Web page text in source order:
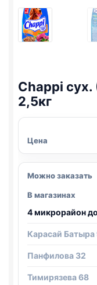
Chappi
2,5кг
Цена
Можно заказать
В магазинах
4 микрорайон
Карасай
Панфилова 32
Тимирязева 68